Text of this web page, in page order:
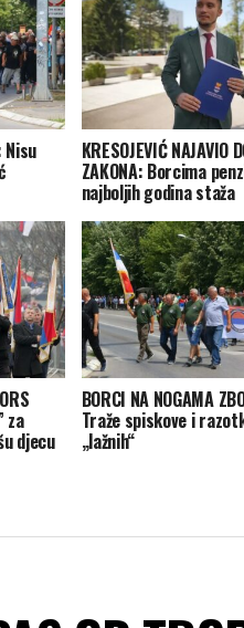
Nisu KRESOJEVIĆ NAJAVIO
ZAKONA: Borcima
najboljih godina staža
za
djecu
BORCI NA NOGAMA
Traže spiskove i
„lažnih“